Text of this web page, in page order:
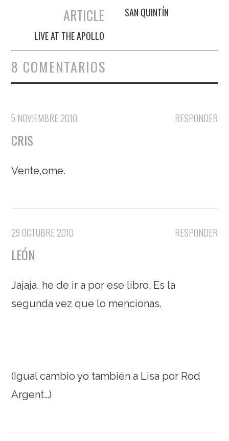
Navegación de entradas
ARTICLE
LIVE AT THE APOLLO
SAN QUINTÍN
8 COMENTARIOS
RESPONDER
5 NOVIEMBRE 2010
CRIS
Vente,ome.
RESPONDER
29 OCTUBRE 2010
LEÓN
Jajaja, he de ir a por ese libro. Es la
segunda vez que lo mencionas.
(Igual cambio yo también a Lisa por Rod
Argent…)